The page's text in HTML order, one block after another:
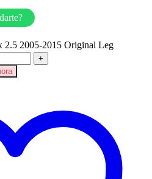
2.5 2005-2015 Original Leg